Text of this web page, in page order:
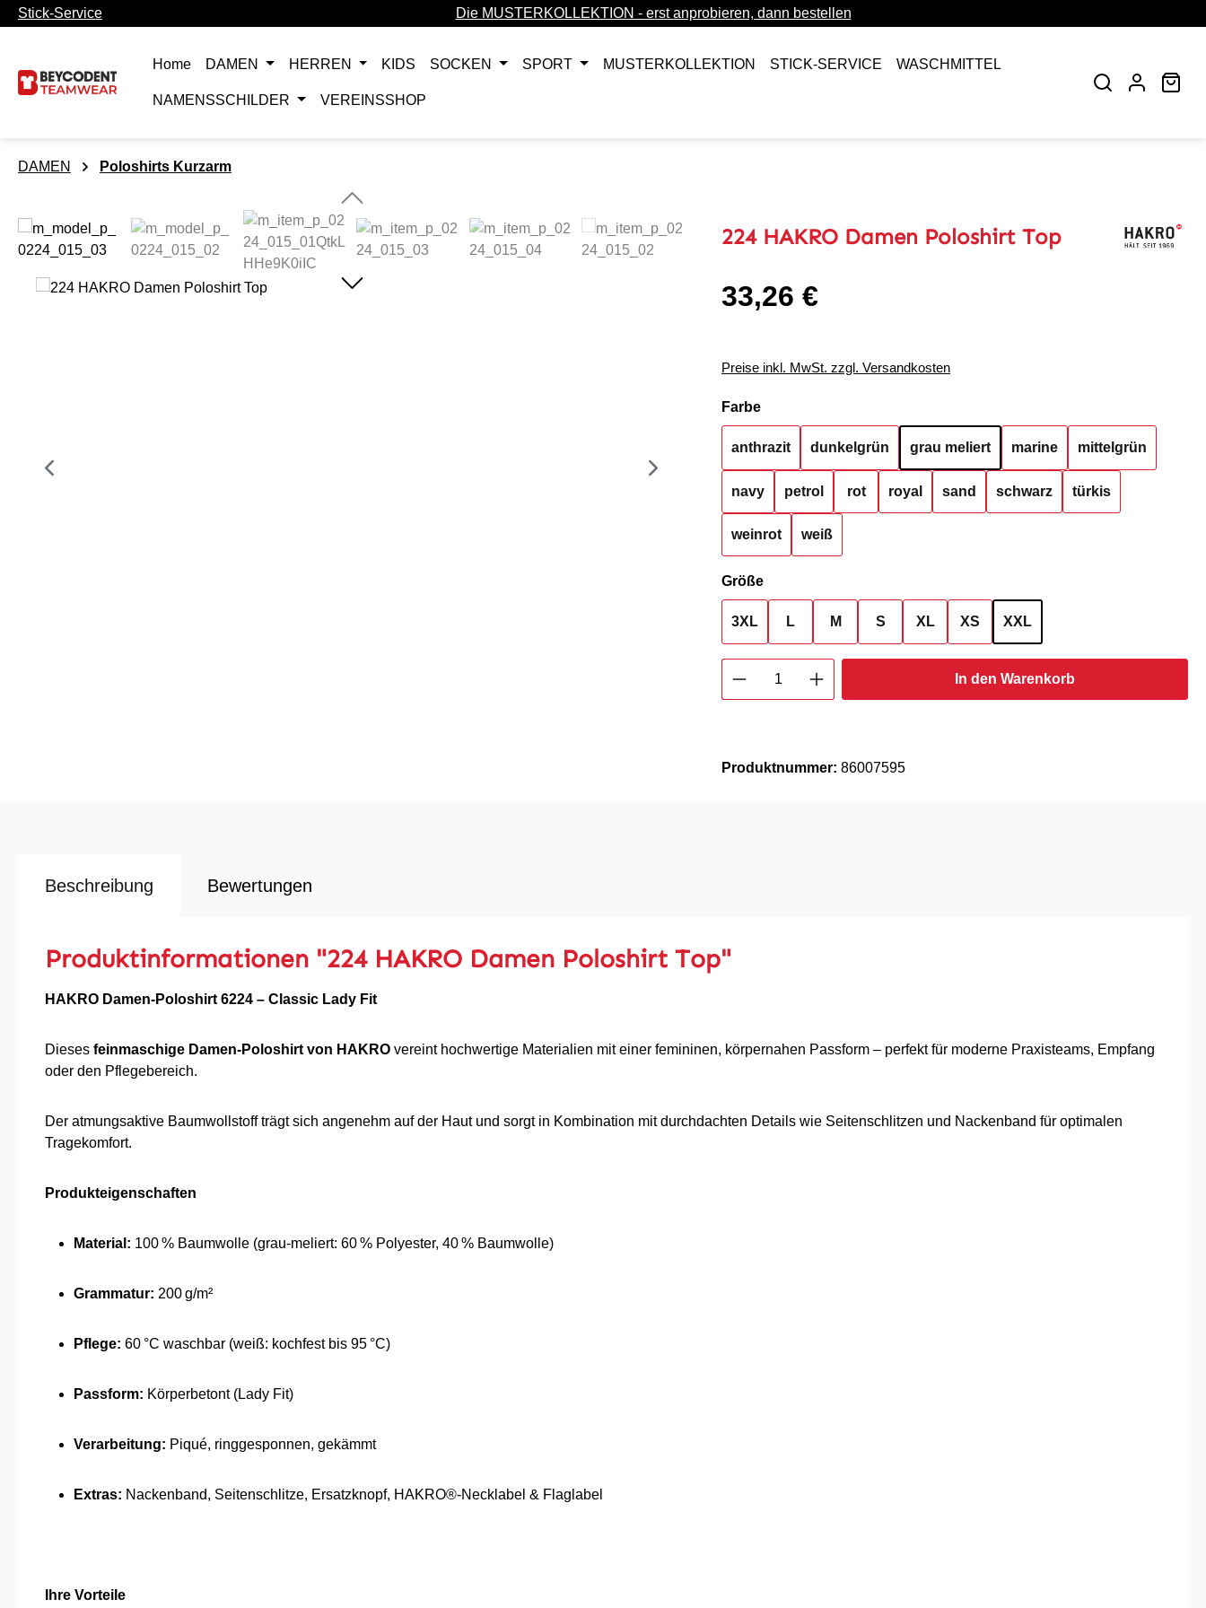
Hauptinhalt springen
Zur Suche springen
Zur Hauptnavigation springen
Stick-Service Die MUSTERKOLLEKTION - erst anprobieren, dann bestellen
Home DAMEN HERREN KIDS SOCKEN SPORT MUSTERKOLLEKTION STICK-SERVICE WASCHMITTEL
NAMENSSCHILDER VEREINSSHOP
DAMEN Poloshirts Kurzarm
Bildergalerie überspringen
224 HAKRO Damen Poloshirt Top
Regulärer Preis:
33,26 €
Preise inkl. MwSt. zzgl. Versandkosten
Farbeauswählen
anthrazit dunkelgrün grau meliert marine mittelgrün
navy petrol rot royal sand schwarz türkis
weinrot weiß
Größeauswählen
3XL L M S XL XS XXL
Produkt Anzahl: Gib den gewünschten Wert ein
In den Warenkorb
Produktnummer: 86007595
Beschreibung Bewertungen
Produktinformationen "224 HAKRO Damen Poloshirt Top"
HAKRO Damen-Poloshirt 6224 – Classic Lady Fit
Dieses feinmaschige Damen-Poloshirt von HAKRO vereint hochwertige Materialien mit einer femininen, körpernahen Passform – perfekt für moderne Praxisteams, Empfang
oder den Pflegebereich.
Der atmungsaktive Baumwollstoff trägt sich angenehm auf der Haut und sorgt in Kombination mit durchdachten Details wie Seitenschlitzen und Nackenband für optimalen
Tragekomfort.
Produkteigenschaften
Material: 100 % Baumwolle (grau-meliert: 60 % Polyester, 40 % Baumwolle)
Grammatur: 200 g/m²
Pflege: 60 °C waschbar (weiß: kochfest bis 95 °C)
Passform: Körperbetont (Lady Fit)
Verarbeitung: Piqué, ringgesponnen, gekämmt
Extras: Nackenband, Seitenschlitze, Ersatzknopf, HAKRO®-Necklabel & Flaglabel
Ihre Vorteile